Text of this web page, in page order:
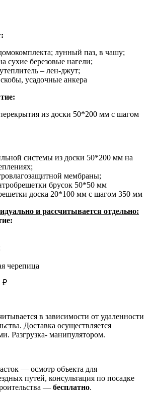
лунный паз, в чашу;
сухие березовые нагели;
– лен-джут;
усадочные анкера
из доски 50*200 мм с шагом
системы из доски 50*200 мм на
мембраны;
брусок 50*50 мм
доска 20*100 мм с шагом 350 мм
и рассчитывается отдельно:
черепица
₽
в зависимости от удаленности
Доставка осуществляется
Разгрузка- манипулятором.
— осмотр объекта для
путей, консультация по посадке
— бесплатно.